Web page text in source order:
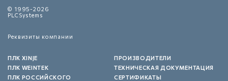
© 1995-2026
PLCSystems
Реквизиты компании
ПЛК XINJE
ПЛК WEINTEK
ПЛК РОССИЙСКОГО
ПРОИЗВОДИТЕЛИ
ТЕХНИЧЕСКАЯ ДОКУМЕНТАЦИЯ
СЕРТИФИКАТЫ